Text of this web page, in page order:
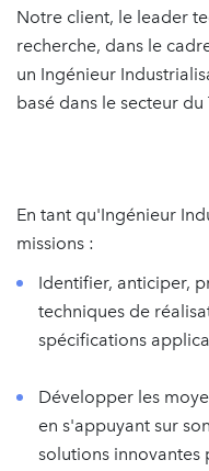
Notre client, le leader
recherche, dans le
un Ingénieur
basé dans le secteur
En tant qu'Ingénieur
missions :
Identifier, anticiper,
techniques de
spécifications
Développer les
en s'appuyant sur
solutions innovantes